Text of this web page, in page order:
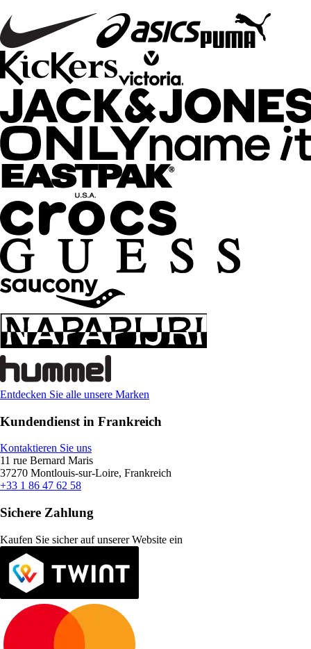
Entdecken Sie alle unsere Marken
Kundendienst in Frankreich
Kontaktieren Sie uns
11 rue Bernard Maris
37270 Montlouis-sur-Loire, Frankreich
+33 1 86 47 62 58
Sichere Zahlung
Kaufen Sie sicher auf unserer Website ein